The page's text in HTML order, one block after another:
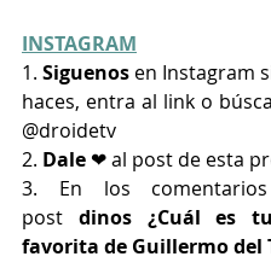
INSTAGRAM
1. Siguenos en Instagram
haces, entra al link o
@droidetv
2. Dale ❤ al post de esta
3. En los
post dinos ¿Cuál es
favorita de Guillermo del